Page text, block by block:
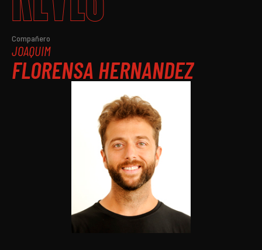
Compañero
JOAQUIM
FLORENSA HERNANDEZ